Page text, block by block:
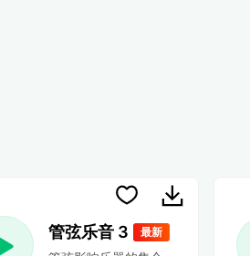
管弦乐音 3 最新